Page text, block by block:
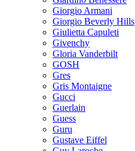
Giorgio Armani
Giorgio Beverly Hills
Giulietta Capuleti
Givenchy
Gloria Vanderbilt
GOSH
Gres
Gris Montaigne
Gucci
Guerlain
Guess
Guru
Gustave Eiffel